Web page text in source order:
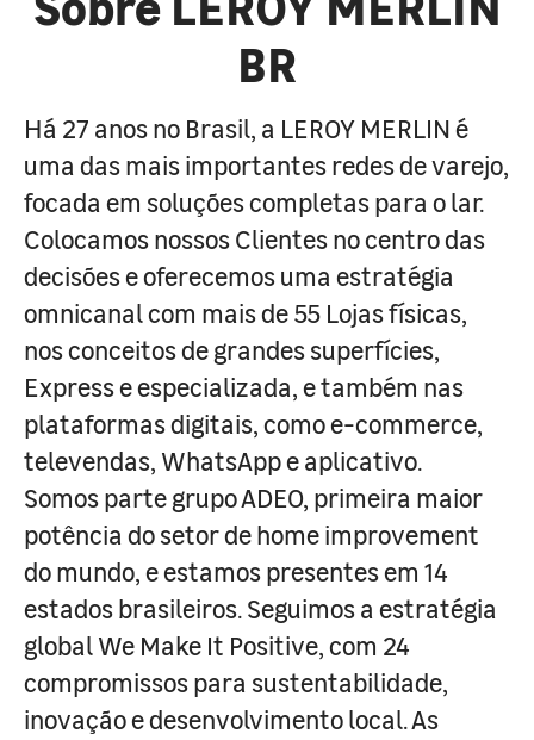
BR
Há 27 anos no Brasil, a LEROY MERLIN é
uma das mais importantes redes de varejo,
focada em soluções completas para o lar.
Colocamos nossos Clientes no centro das
decisões e oferecemos uma estratégia
omnicanal com mais de 55 Lojas físicas,
nos conceitos de grandes superfícies,
Express e especializada, e também nas
plataformas digitais, como e-commerce,
televendas, WhatsApp e aplicativo.
Somos parte grupo ADEO, primeira maior
potência do setor de home improvement
do mundo, e estamos presentes em 14
estados brasileiros. Seguimos a estratégia
global We Make It Positive, com 24
compromissos para sustentabilidade,
inovação e desenvolvimento local. As